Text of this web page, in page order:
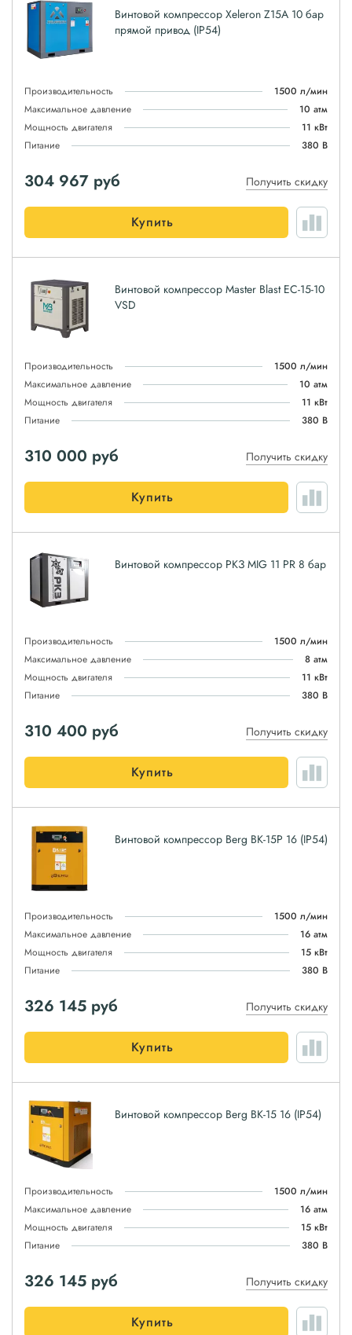
Винтовой компрессор Xeleron Z15A 10 бар
прямой привод (IP54)
Производительность
1500 л/мин
Максимальное давление
10 атм
Мощность двигателя
11 кВт
Питание
380 В
304 967 руб Получить скидку
Купить
Винтовой компрессор Master Blast EC-15-10
VSD
Производительность
1500 л/мин
Максимальное давление
10 атм
Мощность двигателя
11 кВт
Питание
380 В
310 000 руб Получить скидку
Купить
Винтовой компрессор РКЗ MIG 11 PR 8 бар
Производительность
1500 л/мин
Максимальное давление
8 атм
Мощность двигателя
11 кВт
Питание
380 В
310 400 руб Получить скидку
Купить
Винтовой компрессор Berg ВК-15Р 16 (IP54)
Производительность
1500 л/мин
Максимальное давление
16 атм
Мощность двигателя
15 кВт
Питание
380 В
326 145 руб Получить скидку
Купить
Винтовой компрессор Berg ВК-15 16 (IP54)
Производительность
1500 л/мин
Максимальное давление
16 атм
Мощность двигателя
15 кВт
Питание
380 В
326 145 руб Получить скидку
Купить